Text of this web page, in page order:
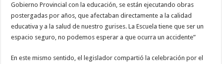
Gobierno Provincial con la educación, se están ejecutando obras
postergadas por años, que afectaban directamente a la calidad
educativa y a la salud de nuestro gurises. La Escuela tiene que ser un
espacio seguro, no podemos esperar a que ocurra un accidente”
En este mismo sentido, el legislador compartió la celebración por el